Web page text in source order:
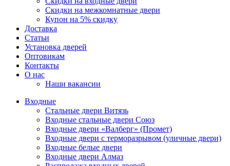
Скидки на межкомнатные двери
Купон на 5% скидку
Доставка
Статьи
Установка дверей
Оптовикам
Контакты
О нас
Наши вакансии
Входные
Стальные двери Витязь
Входные стальные двери Союз
Входные двери «Валберг» (Промет)
Входные двери с терморазрывом (уличные двери)
Входные белые двери
Входные двери Алмаз